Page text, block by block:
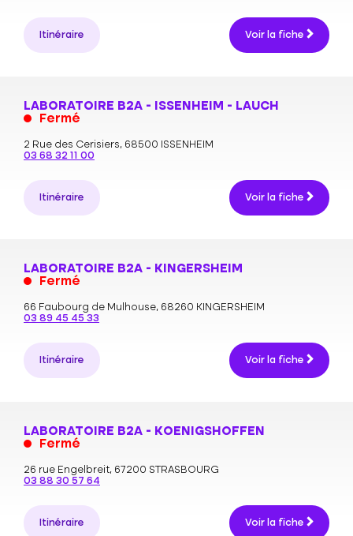
Itinéraire Voir la fiche
LABORATOIRE B2A - ISSENHEIM - LAUCH
Fermé
2 Rue des Cerisiers, 68500 ISSENHEIM
03 68 32 11 00
Itinéraire Voir la fiche
LABORATOIRE B2A - KINGERSHEIM
Fermé
66 Faubourg de Mulhouse, 68260 KINGERSHEIM
03 89 45 45 33
Itinéraire Voir la fiche
LABORATOIRE B2A - KOENIGSHOFFEN
Fermé
26 rue Engelbreit, 67200 STRASBOURG
03 88 30 57 64
Itinéraire Voir la fiche